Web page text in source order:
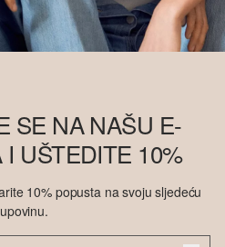
SE NA NAŠU E-
I UŠTEDITE 10%
10% popusta na svoju sljedeću